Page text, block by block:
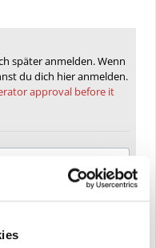
später anmelden. Wenn
du dich hieranmelden.
approval before it
Schreibe einen